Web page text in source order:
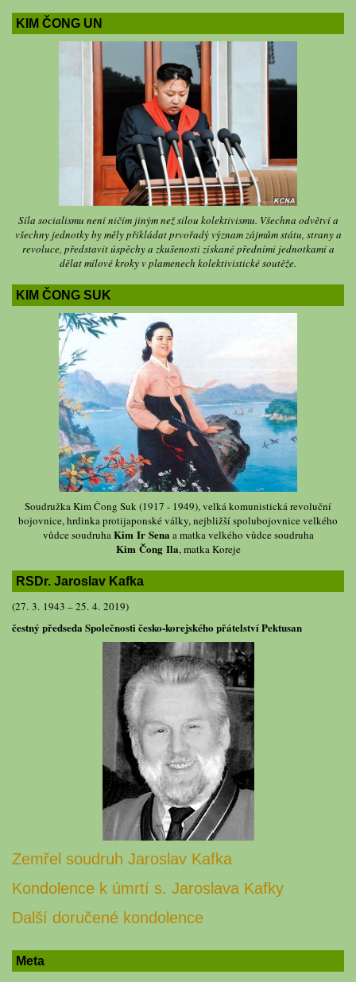
KIM ČONG UN
Síla socialismu není ničím jiným než silou kolektivismu. Všechna odvětví a
všechny jednotky by měly přikládat prvořadý význam zájmům státu, strany a
revoluce, představit úspěchy a zkušenosti získané předními jednotkami a
dělat mílové kroky v plamenech kolektivistické soutěže.
KIM ČONG SUK
Soudružka Kim Čong Suk (1917 - 1949), velká komunistická revoluční
bojovnice, hrdinka protijaponské války, nejbližší spolubojovnice velkého
vůdce soudruhaKim Ir Sena a matka velkého vůdce soudruha
Kim Čong Ila, matka Koreje
RSDr. Jaroslav Kafka
(27. 3. 1943 – 25. 4. 2019)
čestný předseda Společnosti česko-korejského přátelství Pektusan
Zemřel soudruh Jaroslav Kafka
Kondolence k úmrtí s. Jaroslava Kafky
Další doručené kondolence
Meta